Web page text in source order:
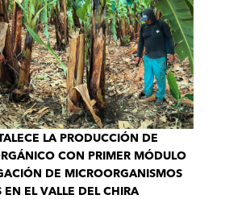
LA PRODUCCIÓN DE
CON PRIMER MÓDULO
DE MICROORGANISMOS
EN EL VALLE DEL CHIRA